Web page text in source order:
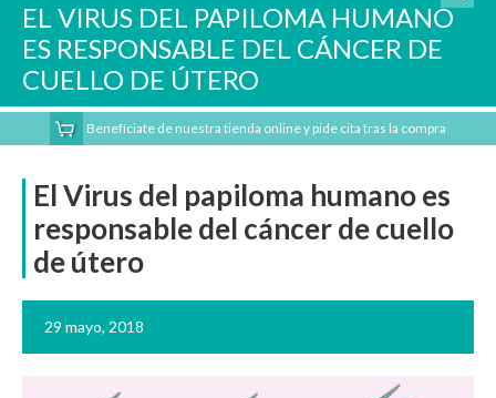
EL VIRUS DEL PAPILOMA HUMANO
ES RESPONSABLE DEL CÁNCER DE
CUELLO DE ÚTERO
Benefíciate de nuestra tienda online y pide cita tras la compra
El Virus del papiloma humano es
responsable del cáncer de cuello
de útero
29 mayo, 2018